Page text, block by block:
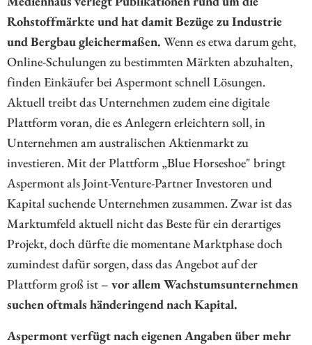
Rohstoffmärkte und hat damit Bezüge zu Industrie
und Bergbau gleichermaßen. Wenn es etwa darum geht,
Online-Schulungen zu bestimmten Märkten abzuhalten,
finden Einkäufer bei Aspermont schnell Lösungen.
Aktuell treibt das Unternehmen zudem eine digitale
Plattform voran, die es Anlegern erleichtern soll, in
Unternehmen am australischen Aktienmarkt zu
investieren. Mit der Plattform „Blue Horseshoe" bringt
Aspermont als Joint-Venture-Partner Investoren und
Kapital suchende Unternehmen zusammen. Zwar ist das
Marktumfeld aktuell nicht das Beste für ein derartiges
Projekt, doch dürfte die momentane Marktphase doch
zumindest dafür sorgen, dass das Angebot auf der
Plattform groß ist – vor allem Wachstumsunternehmen
suchen oftmals händeringend nach Kapital.
Aspermont verfügt nach eigenen Angaben über mehr